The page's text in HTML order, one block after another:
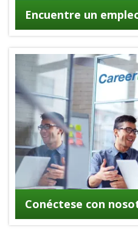
Encuentre un
Conéctese con